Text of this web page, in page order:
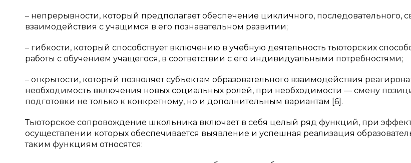
– непрерывности, который предполагает обеспечение цикличного, последовательного,
взаимодействия с учащимся в его познавательном развитии;
– гибкости, который способствует включению в учебную деятельность тьюторских
работы с обучением учащегося, в соответствии с его индивидуальными потребностями;
– открытости, который позволяет субъектам образовательного взаимодействия
необходимость включения новых социальных ролей, при необходимости — смену
подготовки не только к конкретному, но и дополнительным вариантам [6].
Тьюторское сопровождение школьника включает в себя целый ряд функций, при
осуществлении которых обеспечивается выявление и успешная реализация
таким функциям относятся: